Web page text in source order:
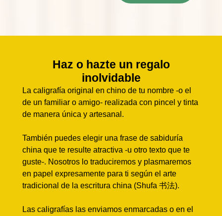
Haz o hazte un regalo
inolvidable
La caligrafía original en chino de tu nombre -o el
de un familiar o amigo- realizada con pincel y tinta
de manera única y artesanal.
También puedes elegir una frase de sabiduría
china que te resulte atractiva -u otro texto que te
guste-. Nosotros lo traduciremos y plasmaremos
en papel expresamente para ti según el arte
tradicional de la escritura china (Shufa 书法).
Las caligrafías las enviamos enmarcadas o en el